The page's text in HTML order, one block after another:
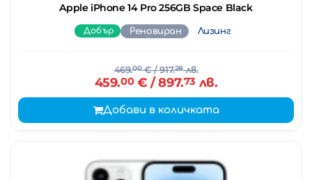
Apple iPhone 14 Pro 256GB Space Black
Добър Реновиран Лизинг
469.00€/ 917.28лв.
459.00€ / 897.73 лв.
Добави в количката